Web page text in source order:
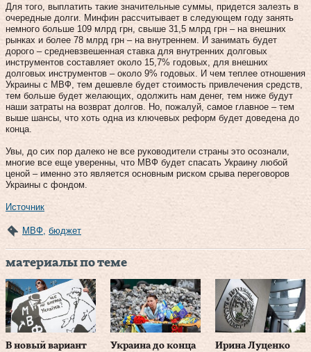
Для того, выплатить такие значительные суммы, придется залезть в
очередные долги. Минфин рассчитывает в следующем году занять
немного больше 109 млрд грн, свыше 31,5 млрд грн – на внешних
рынках и более 78 млрд грн – на внутреннем. И занимать будет
дорого – средневзвешенная ставка для внутренних долговых
инструментов составляет около 15,7% годовых, для внешних
долговых инструментов – около 9% годовых. И чем теплее отношения
Украины с МВФ, тем дешевле будет стоимость привлечения средств,
тем больше будет желающих, одолжить нам денег, тем ниже будут
наши затраты на возврат долгов. Но, пожалуй, самое главное – тем
выше шансы, что хоть одна из ключевых реформ будет доведена до
конца.
Увы, до сих пор далеко не все руководители страны это осознали,
многие все еще уверенны, что МВФ будет спасать Украину любой
ценой – именно это является основным риском срыва переговоров
Украины с фондом.
Источник
МВФ бюджет
материалы по теме
В новый вариант
Украина до конца
Ирина Луценко